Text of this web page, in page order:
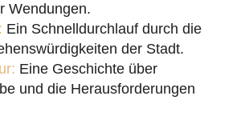
Wendungen.
Ein Schnelldurchlauf durch die
der Stadt.
Eine Geschichte über
und die Herausforderungen